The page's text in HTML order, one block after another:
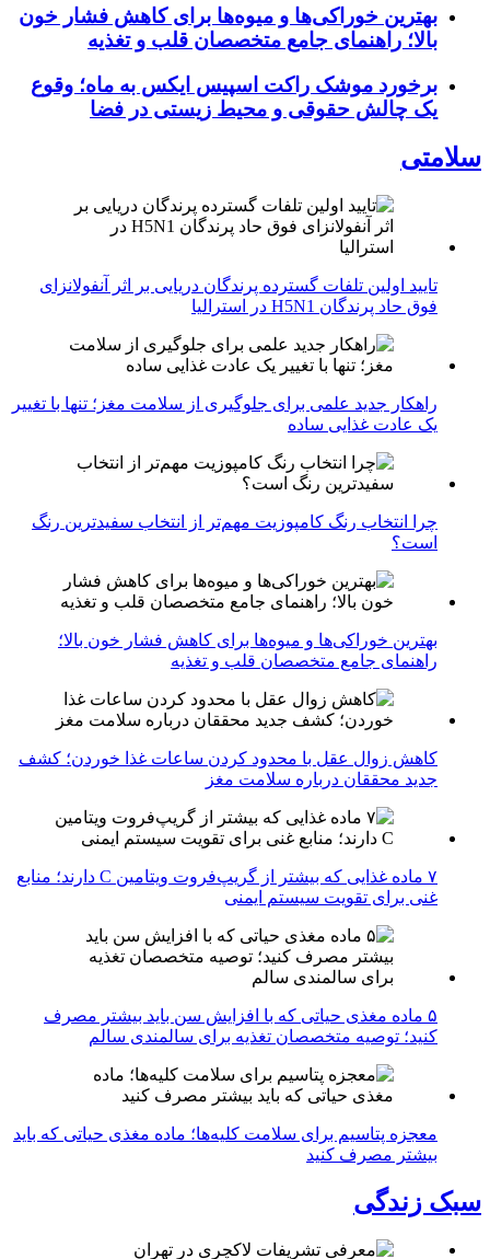
بهترین خوراکی‌ها و میوه‌ها برای کاهش فشار خون
بالا؛ راهنمای جامع متخصصان قلب و تغذیه
برخورد موشک راکت اسپیس ایکس به ماه؛ وقوع
یک چالش حقوقی و محیط زیستی در فضا
سلامتی
تایید اولین تلفات گسترده پرندگان دریایی بر اثر آنفولانزای
فوق حاد پرندگان H5N1 در استرالیا
راهکار جدید علمی برای جلوگیری از سلامت مغز؛ تنها با تغییر
یک عادت غذایی ساده
چرا انتخاب رنگ کامپوزیت مهم‌تر از انتخاب سفیدترین رنگ
است؟
بهترین خوراکی‌ها و میوه‌ها برای کاهش فشار خون بالا؛
راهنمای جامع متخصصان قلب و تغذیه
کاهش زوال عقل با محدود کردن ساعات غذا خوردن؛ کشف
جدید محققان درباره سلامت مغز
۷ ماده غذایی که بیشتر از گریپ‌فروت ویتامین C دارند؛ منابع
غنی برای تقویت سیستم ایمنی
۵ ماده مغذی حیاتی که با افزایش سن باید بیشتر مصرف
کنید؛ توصیه متخصصان تغذیه برای سالمندی سالم
معجزه پتاسیم برای سلامت کلیه‌ها؛ ماده مغذی حیاتی که باید
بیشتر مصرف کنید
سبک زندگی